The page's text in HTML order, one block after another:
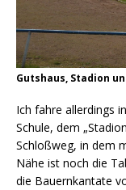
Gutshaus, Stadion
Ich fahre allerdings
Schule, dem
Schloßweg, in dem
Nähe ist noch die
die Bauernkantate